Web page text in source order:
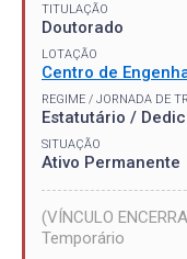
TITULAÇÃO
Doutorado
LOTAÇÃO
Centro de
REGIME / JORNADA DE
Estatutário /
SITUAÇÃO
Ativo Permanente
(VÍNCULO
Temporário